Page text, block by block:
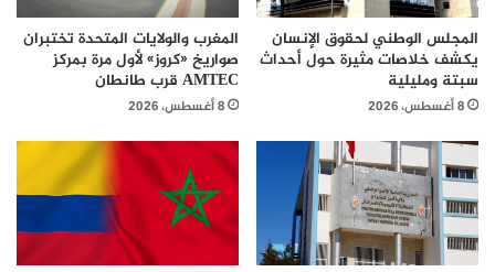
المجلس الوطني لحقوق الإنسان
يكشف خلاصات مثيرة حول أحداث
سبتة ومليلية
8 أغسطس، 2026
المغرب والولايات المتحدة تختبران
صواريخ «كروز» لأول مرة بمركز
AMTEC قرب طانطان
8 أغسطس، 2026